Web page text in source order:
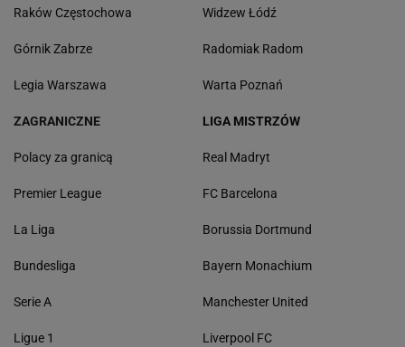
Raków Częstochowa
Górnik Zabrze
Legia Warszawa
Widzew Łódź
Radomiak Radom
Warta Poznań
ZAGRANICZNE
Polacy za granicą
Premier League
La Liga
Bundesliga
Serie A
Ligue 1
LIGA MISTRZÓW
Real Madryt
FC Barcelona
Borussia Dortmund
Bayern Monachium
Manchester United
Liverpool FC